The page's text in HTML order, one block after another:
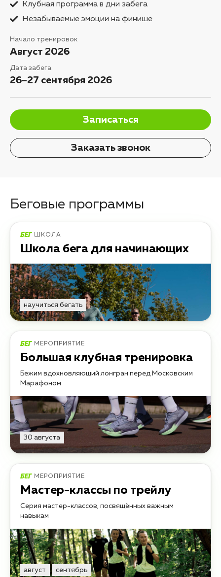
Клубная программа в дни забега
Незабываемые эмоции на финише
Начало тренировок
Август 2026
Дата забега
26–27 сентября 2026
Записаться
Заказать звонок
Беговые программы
ШКОЛА
Школа бега для начинающих
научиться бегать
МЕРОПРИЯТИЕ
Большая клубная тренировка
Бежим вдохновляющий лонгран перед Московским
Марафоном
30 августа
МЕРОПРИЯТИЕ
Мастер-классы по трейлу
Серия мастер-классов, посвящённых важным
навыкам
август сентябрь